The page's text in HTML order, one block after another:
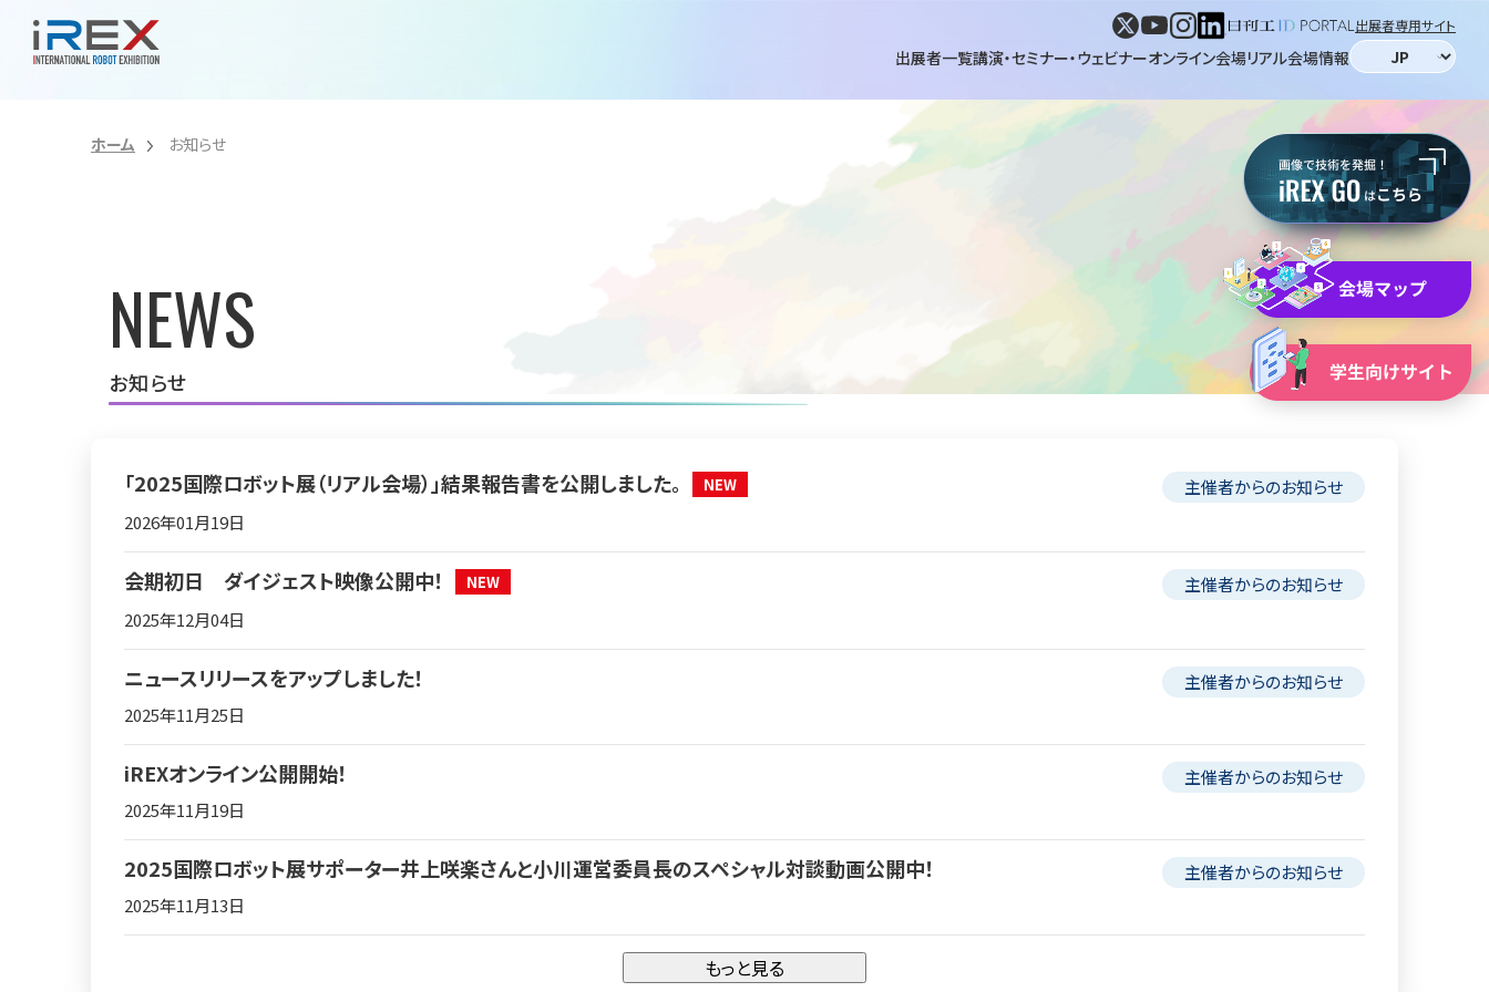
出展者専用サイト
出展者一覧講演・セミナー・ウェビナーオンライン会場リアル会場情報
ホーム お知らせ
NEWS
お知らせ
「2025国際ロボット展（リアル会場）」結果報告書を公開しました。
2026年01月19日
主催者からのお知らせ
会期初日 ダイジェスト映像公開中！
2025年12月04日
主催者からのお知らせ
ニュースリリースをアップしました！
2025年11月25日
主催者からのお知らせ
iREXオンライン公開開始！
2025年11月19日
主催者からのお知らせ
2025国際ロボット展サポーター井上咲楽さんと小川運営委員長のスペシャル対談動画公開中！
2025年11月13日
主催者からのお知らせ
もっと見る